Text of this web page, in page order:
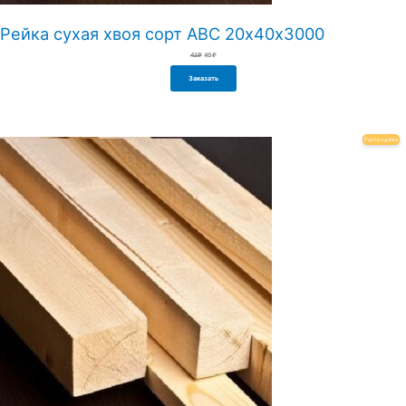
Рейка сухая хвоя сорт АВС 20х40х3000
42₽ Первоначальная
составляла
42₽.
40₽Текущая
Заказать
Распродажа